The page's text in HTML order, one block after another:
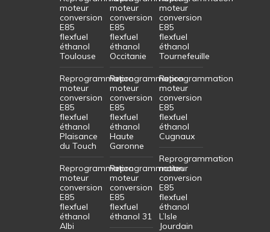
moteur
conversion
E85
flexfuel
éthanol
Toulouse
Reprogrammation
moteur
conversion
E85
flexfuel
éthanol
Plaisance
du Touch
Reprogrammation
moteur
conversion
E85
flexfuel
éthanol
Albi
moteur
conversion
E85
flexfuel
éthanol
Occitanie
Reprogrammation
moteur
conversion
E85
flexfuel
éthanol
Haute
Garonne
Reprogrammation
moteur
conversion
E85
flexfuel
éthanol 31
moteur
conversion
E85
flexfuel
éthanol
Tournefeuille
Reprogrammation
moteur
conversion
E85
flexfuel
éthanol
Cugnaux
Reprogrammation
moteur
conversion
E85
flexfuel
éthanol
L’Isle
Jourdain